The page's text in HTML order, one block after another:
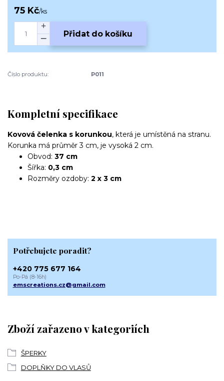
75 Kč/ks
Přidat do košíku
Číslo produktu: P011
Kompletní specifikace
Kovová čelenka s korunkou, která je umístěná na stranu.
Korunka má průměr 3 cm, je vysoká 2 cm.
Obvod: 37 cm
Šířka: 0,3 cm
Rozměry ozdoby: 2 x 3 cm
Zboží zařazeno v kategoriích
ŠPERKY
DOPLŇKY DO VLASŮ
Potřebujete poradit?
+420 775 677 164
Po-Pá (8-16h)
emscreations.cz@gmail.com